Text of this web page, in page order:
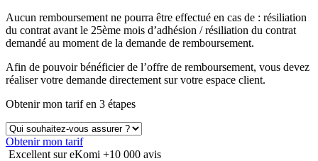
Aucun remboursement ne pourra être effectué en cas de : résiliation
du contrat avant le 25ème mois d’adhésion / résiliation du contrat
demandé au moment de la demande de remboursement.
Afin de pouvoir bénéficier de l’offre de remboursement, vous devez
réaliser votre demande directement sur votre espace client.
Obtenir mon tarif en 3 étapes
Obtenir mon tarif
Excellent sur eKomi +10 000 avis